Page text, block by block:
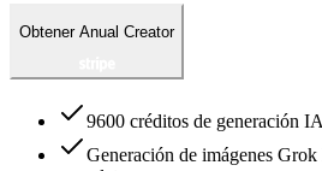
Obtener Anual Creator
9600 créditos de generación IA
Generación de imágenes